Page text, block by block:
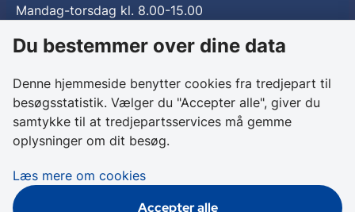
Mandag-torsdag kl. 8.00-15.00
For lejere
For lejere i Sundhedshuset
Du bestemmer over dine data
Denne hjemmeside benytter cookies fra tredjepart til
besøgsstatistik. Vælger du "Accepter alle", giver du
samtykke til at tredjepartsservices må gemme
oplysninger om dit besøg.
Læs mere om cookies
Accepter alle